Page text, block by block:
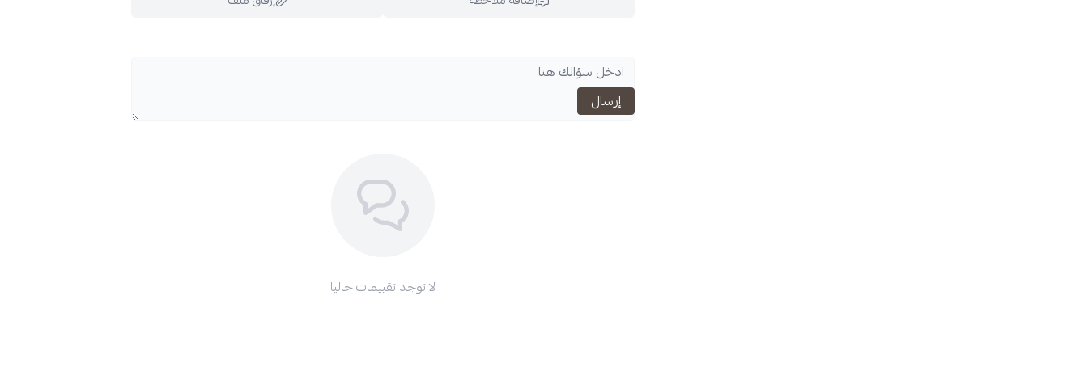
إرسال
لا توجد تقييمات حاليا